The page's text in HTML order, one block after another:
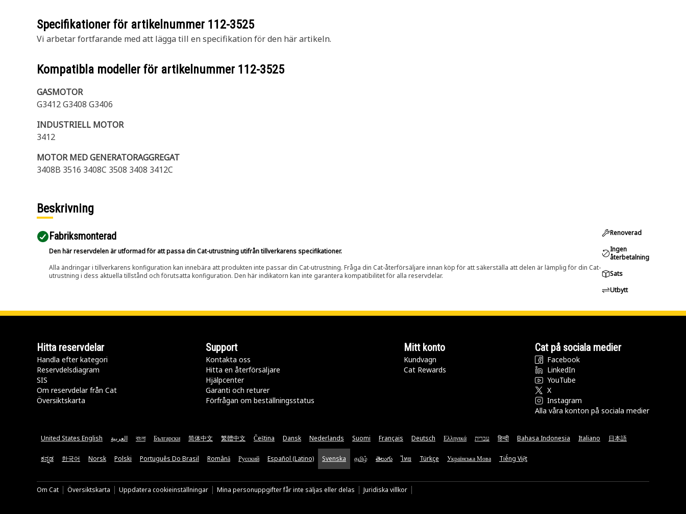
Specifikationer för artikelnummer 112-3525
Vi arbetar fortfarande med att lägga till en specifikation för den här artikeln.
Kompatibla modeller för artikelnummer 112-3525
GASMOTOR
G3412 G3408 G3406
INDUSTRIELL MOTOR
3412
MOTOR MED GENERATORAGGREGAT
3408B 3516 3408C 3508 3408 3412C
Beskrivning
Fabriksmonterad
Den här reservdelen är utformad för att passa din Cat-utrustning utifrån tillverkarens specifikationer.
Alla ändringar i tillverkarens konfiguration kan innebära att produkten inte passar din Cat-utrustning. Fråga din Cat-återförsäljare innan köp för att säkerställa att delen är lämplig för din Cat-
utrustning i dess aktuella tillstånd och förutsatta konfiguration. Den här indikatorn kan inte garantera kompatibilitet för alla reservdelar.
Renoverad
Ingen
återbetalning
Sats
Utbytt
Hitta reservdelar
Handla efter kategori
Reservdelsdiagram
SIS
Om reservdelar från Cat
Översiktskarta
Support
Kontakta oss
Hitta en återförsäljare
Hjälpcenter
Garanti och returer
Förfrågan om beställningsstatus
Mitt konto
Kundvagn
Cat Rewards
Cat på sociala medier
Facebook
LinkedIn
YouTube
X
Instagram
Alla våra konton på sociala medier
United States English العربية বাংলা Български 简体中文 繁體中文 Čeština Dansk Nederlands Suomi Français Deutsch Ελληνικά עברית हिन्दी Bahasa Indonesia Italiano 日本語
ಕನ್ನಡ 한국어 Norsk Polski Português Do Brasil Română Русский Español (Latino) Svenska தமிழ் తెలుగు ไทย Türkçe Українська Мова Tiếng Việt
Om Cat Översiktskarta Uppdatera cookieinställningar Mina personuppgifter får inte säljas eller delas Juridiska villkor